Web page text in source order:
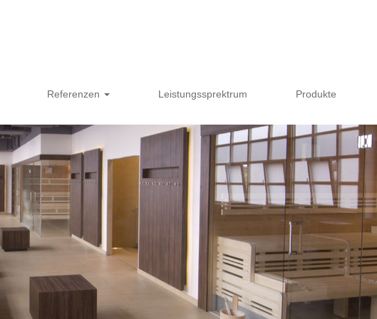
Referenzen Leistungssprektrum Produkte